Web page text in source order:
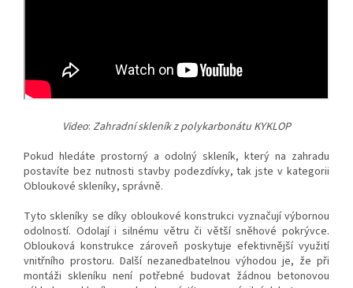
Video: Zahradní skleník z polykarbonátu KYKLOP
Pokud hledáte prostorný a odolný skleník, který na zahradu
postavíte bez nutnosti stavby podezdívky, tak jste v kategorii
Obloukové skleníky, správně.
Tyto skleníky se díky obloukové konstrukci vyznačují výbornou
odolností. Odolají i silnému větru či větší sněhové pokrývce.
Oblouková konstrukce zároveň poskytuje efektivnější využití
vnitřního prostoru. Další nezanedbatelnou výhodou je, že při
montáži skleníku není potřebné budovat žádnou betonovou